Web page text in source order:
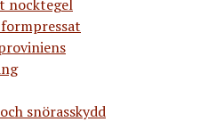
nocktegel
snörasskydd